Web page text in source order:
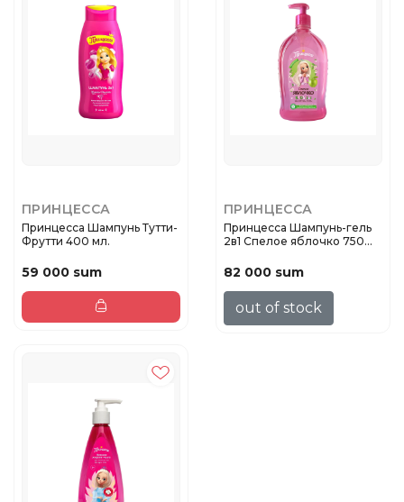
ПРИНЦЕССА
Принцесса Шампунь Тутти-
Фрутти 400 мл.
59 000 sum
ПРИНЦЕССА
Принцесса Шампунь-гель
2в1 Спелое яблочко 750
82 000 sum
out of stock